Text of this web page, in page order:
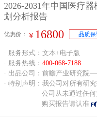
2026-2031年中国医疗
划分析报告
优惠价： ￥ 16800 品质
· 服务形式：文本+电子版
· 服务热线： 400-068-7188
· 出品公司：前瞻产业研究院
· 特别声明：我公司对所有研
公司从未通过任何第
购买报告请认准